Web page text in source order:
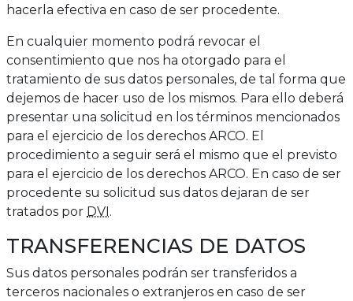
hacerla efectiva en caso de ser procedente.
En cualquier momento podrá revocar el
consentimiento que nos ha otorgado para el
tratamiento de sus datos personales, de tal forma que
dejemos de hacer uso de los mismos. Para ello deberá
presentar una solicitud en los términos mencionados
para el ejercicio de los derechos ARCO. El
procedimiento a seguir será el mismo que el previsto
para el ejercicio de los derechos ARCO. En caso de ser
procedente su solicitud sus datos dejaran de ser
tratados por DVI .
TRANSFERENCIAS DE DATOS
Sus datos personales podrán ser transferidos a
terceros nacionales o extranjeros en caso de ser